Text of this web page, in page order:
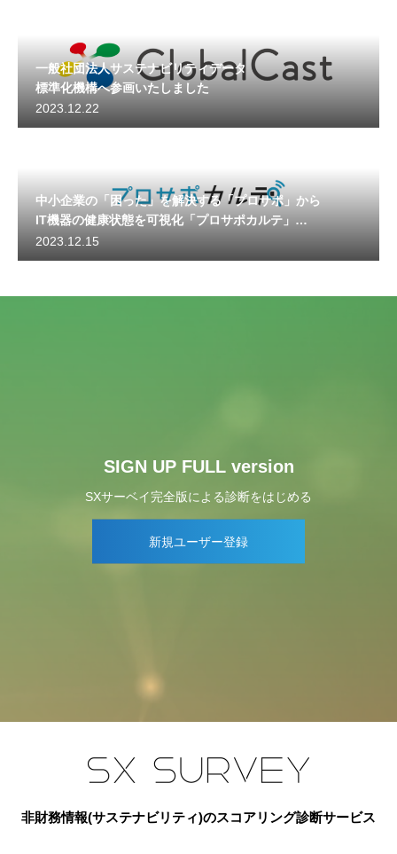
一般社団法人サステナビリティデータ
標準化機構へ参画いたしました
2023.12.22
中小企業の「困った」を解決する「プロサポ」から
IT機器の健康状態を可視化「プロサポカルテ」
サービス開始
2023.12.15
SIGN UP FULL version
SXサーベイ完全版による診断をはじめる
新規ユーザー登録
非財務情報(サステナビリティ)のスコアリング診断サービス